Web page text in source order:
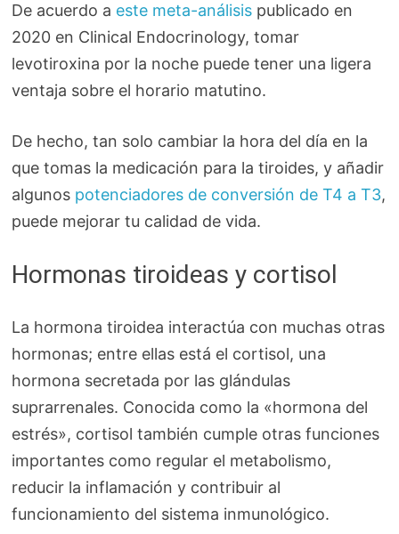
De acuerdo a este meta-análisis publicado en
2020 en Clinical Endocrinology, tomar
levotiroxina por la noche puede tener una ligera
ventaja sobre el horario matutino.
De hecho, tan solo cambiar la hora del día en la
que tomas la medicación para la tiroides, y añadir
algunos potenciadores de conversión de T4 a T3,
puede mejorar tu calidad de vida.
Hormonas tiroideas y cortisol
La hormona tiroidea interactúa con muchas otras
hormonas; entre ellas está el cortisol, una
hormona secretada por las glándulas
suprarrenales. Conocida como la «hormona del
estrés», cortisol también cumple otras funciones
importantes como regular el metabolismo,
reducir la inflamación y contribuir al
funcionamiento del sistema inmunológico.